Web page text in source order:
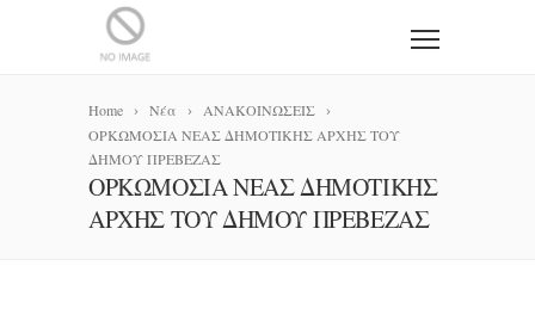
Home Νέα
ΑΝΑΚΟΙΝΩΣΕΙΣ
ΟΡΚΩΜΟΣΙΑ ΝΕΑΣ ΔΗΜΟΤΙΚΗΣ ΑΡΧΗΣ ΤΟΥ
ΔΗΜΟΥ ΠΡΕΒΕΖΑΣ
ΟΡΚΩΜΟΣΙΑ ΝΕΑΣ ΔΗΜΟΤΙΚΗΣ
ΑΡΧΗΣ ΤΟΥ ΔΗΜΟΥ ΠΡΕΒΕΖΑΣ